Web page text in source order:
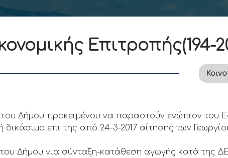
Επιτροπής(194-
Δήμου προκειμένου να παραστούν ενώπιον του
επι της από 24-3-2017 αίτησης των
Δήμου για σύνταξη-κατάθεση αγωγής κατά της